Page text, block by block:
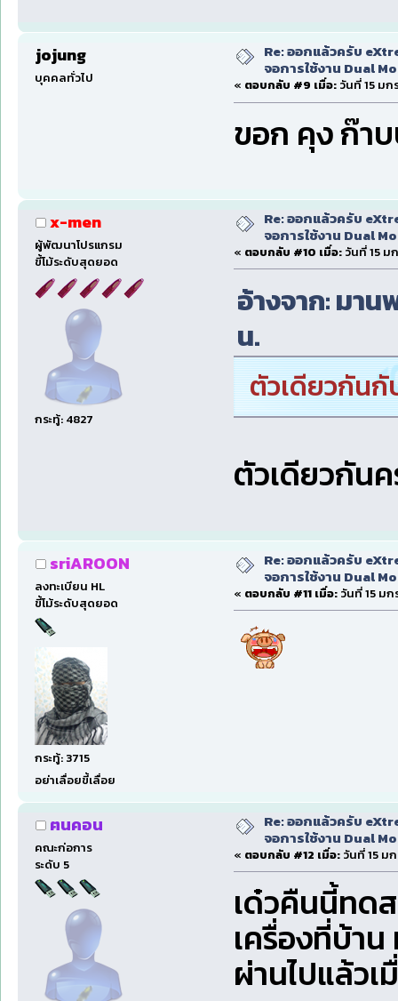
jojung
บุคคลทั่วไป
Re: ออกแล้วครับ
จอการใช้งาน Dual
« ตอบกลับ #9 เมื่อ: วันที่ 15 มก
ขอก คุง ก๊า
x-men
ผู้พัฒนาโปรแกรม
ขี้โม้ระดับสุดยอด
กระทู้: 4827
Re: ออกแล้วครับ
จอการใช้งาน Dual
« ตอบกลับ #10 เมื่อ: วันที่ 15 ม
อ้างจาก: มา
น.
ตัวเดียวกันกั
ตัวเดียวกัน
sriAROON
ลงทะเบียน HL
ขี้โม้ระดับสุดยอด
กระทู้: 3715
อย่าเลื่อยขี้เลื่อย
Re: ออกแล้วครับ
จอการใช้งาน Dual
« ตอบกลับ #11 เมื่อ: วันที่ 15 ม
ฅนคอน
คณะก่อการ
ระดับ 5
Re: ออกแล้วครับ
จอการใช้งาน Dual
« ตอบกลับ #12 เมื่อ: วันที่ 15 ม
เด๋วคืนนี้ทด
เครื่องที่บ้า
ผ่านไปแล้ว